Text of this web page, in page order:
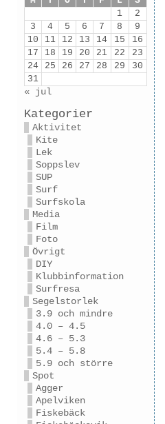
1
2
3
4 5 6 7 8
9
10
11 12 13 14 15
16
17
18 19 20 21 22
23
24
25 26 27 28 29
30
31
« jul
Kategorier
Aktivitet
Kite
Lek
Soppslev
SUP
Surf
Surfskola
Media
Film
Foto
Övrigt
DIY
Klubbinformation
Surfresa
Segelstorlek
3.9 och mindre
4.0 – 4.5
4.6 – 5.3
5.4 – 5.8
5.9 och större
Spot
Agger
Apelviken
Fiskebäck